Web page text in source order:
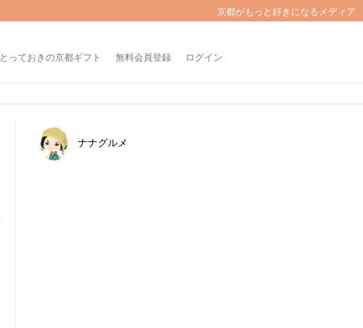
京都がもっと好きになるメディア
とっておきの京都ギフト 無料会員登録 ログイン
ナナグルメ